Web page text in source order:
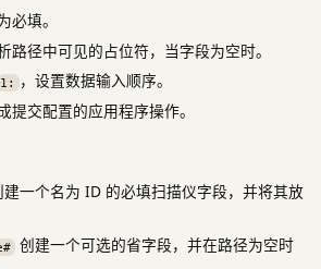
必填。
路径中可见的占位符，当字段为空时。
1: ，设置数据输入顺序。
提交配置的应用程序操作。
建一个名为 ID 的必填扫描仪字段，并将其放
创建一个可选的省字段，并在路径为空时